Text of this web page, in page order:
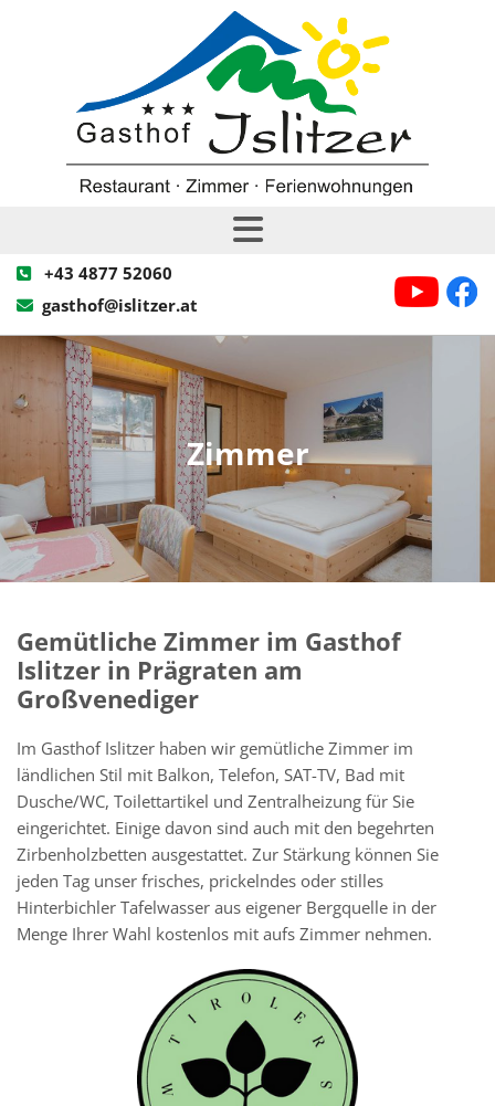
 +43 4877 52060
 gasthof@islitzer.at
Zimmer
Gemütliche Zimmer im Gasthof
Islitzer in Prägraten am
Großvenediger
Im Gasthof Islitzer haben wir gemütliche Zimmer im
ländlichen Stil mit Balkon, Telefon, SAT-TV, Bad mit
Dusche/WC, Toilettartikel und Zentralheizung für Sie
eingerichtet. Einige davon sind auch mit den begehrten
Zirbenholzbetten ausgestattet. Zur Stärkung können Sie
jeden Tag unser frisches, prickelndes oder stilles
Hinterbichler Tafelwasser aus eigener Bergquelle in der
Menge Ihrer Wahl kostenlos mit aufs Zimmer nehmen.